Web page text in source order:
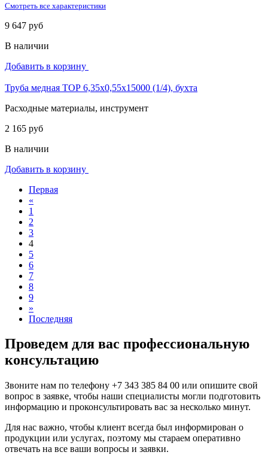
Смотреть все характеристики
9 647 руб
В наличии
Добавить в корзину
Труба медная ТОР 6,35х0,55х15000 (1/4), бухта
Расходные материалы, инструмент
2 165 руб
В наличии
Добавить в корзину
Первая
«
1
2
3
4
5
6
7
8
9
»
Последняя
Проведем для вас профессиональную
консультацию
Звоните нам по телефону +7 343 385 84 00 или опишите свой
вопрос в заявке, чтобы наши специалисты могли подготовить
информацию и проконсультировать вас за несколько минут.
Для нас важно, чтобы клиент всегда был информирован о
продукции или услугах, поэтому мы стараем оперативно
отвечать на все ваши вопросы и заявки.